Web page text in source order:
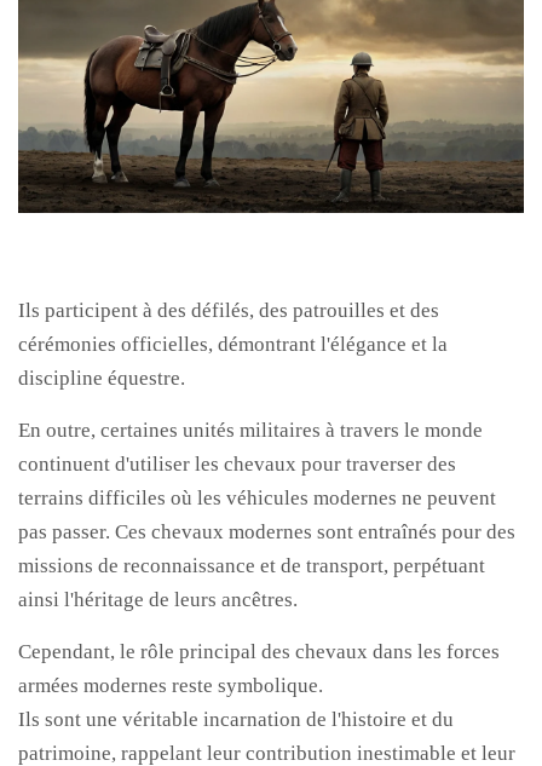
Ils participent à des défilés, des patrouilles et des
cérémonies officielles, démontrant l'élégance et la
discipline équestre.
En outre, certaines unités militaires à travers le monde
continuent d'utiliser les chevaux pour traverser des
terrains difficiles où les véhicules modernes ne peuvent
pas passer. Ces chevaux modernes sont entraînés pour des
missions de reconnaissance et de transport, perpétuant
ainsi l'héritage de leurs ancêtres.
Cependant, le rôle principal des chevaux dans les forces
armées modernes reste symbolique.
Ils sont une véritable incarnation de l'histoire et du
patrimoine, rappelant leur contribution inestimable et leur